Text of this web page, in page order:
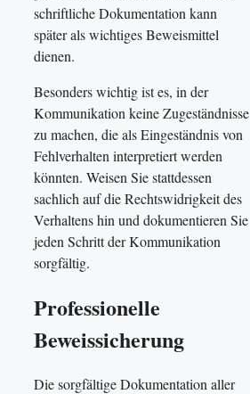
schriftliche Dokumentation kann
später als wichtiges Beweismittel
dienen.
Besonders wichtig ist es, in der
Kommunikation keine Zugeständnisse
zu machen, die als Eingeständnis von
Fehlverhalten interpretiert werden
könnten. Weisen Sie stattdessen
sachlich auf die Rechtswidrigkeit des
Verhaltens hin und dokumentieren Sie
jeden Schritt der Kommunikation
sorgfältig.
Professionelle
Beweissicherung
Die sorgfältige Dokumentation aller